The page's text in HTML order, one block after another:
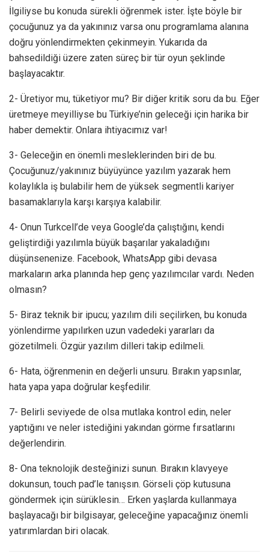
İlgiliyse bu konuda sürekli öğrenmek ister. İşte böyle bir
çocuğunuz ya da yakınınız varsa onu programlama alanına
doğru yönlendirmekten çekinmeyin. Yukarıda da
bahsedildiği üzere zaten süreç bir tür oyun şeklinde
başlayacaktır.
2- Üretiyor mu, tüketiyor mu? Bir diğer kritik soru da bu. Eğer
üretmeye meyilliyse bu Türkiye’nin geleceği için harika bir
haber demektir. Onlara ihtiyacımız var!
3- Geleceğin en önemli mesleklerinden biri de bu.
Çocuğunuz/yakınınız büyüyünce yazılım yazarak hem
kolaylıkla iş bulabilir hem de yüksek segmentli kariyer
basamaklarıyla karşı karşıya kalabilir.
4- Onun Turkcell’de veya Google’da çalıştığını, kendi
geliştirdiği yazılımla büyük başarılar yakaladığını
düşünsenenize. Facebook, WhatsApp gibi devasa
markaların arka planında hep genç yazılımcılar vardı. Neden
olmasın?
5- Biraz teknik bir ipucu; yazılım dili seçilirken, bu konuda
yönlendirme yapılırken uzun vadedeki yararları da
gözetilmeli. Özgür yazılım dilleri takip edilmeli.
6- Hata, öğrenmenin en değerli unsuru. Bırakın yapsınlar,
hata yapa yapa doğrular keşfedilir.
7- Belirli seviyede de olsa mutlaka kontrol edin, neler
yaptığını ve neler istediğini yakından görme fırsatlarını
değerlendirin.
8- Ona teknolojik desteğinizi sunun. Bırakın klavyeye
dokunsun, touch pad’le tanışsın. Görseli çöp kutusuna
göndermek için sürüklesin… Erken yaşlarda kullanmaya
başlayacağı bir bilgisayar, geleceğine yapacağınız önemli
yatırımlardan biri olacak.